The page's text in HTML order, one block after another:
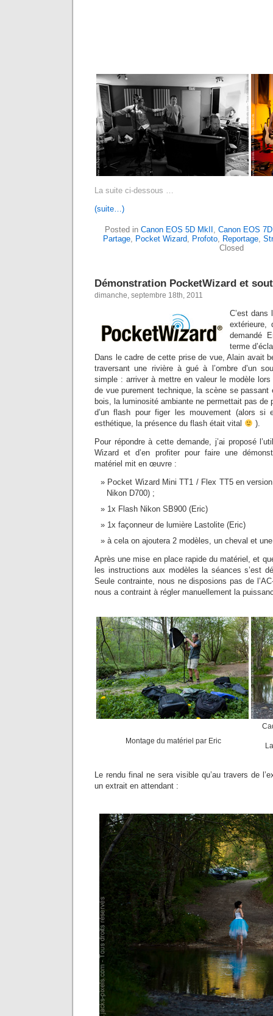
La suite ci-dessous …
(suite…)
Posted in Canon EOS 5D MkII , Canon EOS 7D
Partage, Pocket Wizard, Profoto, Reportage,
Closed
Démonstration PocketWizard et
dimanche, septembre 18th, 2011
C’est dans
extérieure,
demandé
terme
Dans le cadre de cette prise de vue, Alain avait
traversant une rivière à gué à l’ombre d’un
simple : arriver à mettre en valeur le modèle lors
de vue purement technique, la scène se passant
bois, la luminosité ambiante ne permettait pas de
d’un flash pour figer les mouvement (alors si
esthétique, la présence du flash était vital
).
Pour répondre à cette demande, j’ai proposé
Wizard et d’en profiter pour faire une
matériel mit en œuvre :
Pocket Wizard Mini TT1 / Flex TT5 en
Nikon D700) ;
1x Flash Nikon SB900 (Eric)
1x façonneur de lumière Lastolite (Eric)
à cela on ajoutera 2 modèles, un cheval et
Après une mise en place rapide du matériel, et
les instructions aux modèles la séances s’est
Seule contrainte, nous ne disposions pas de
nous a contraint à régler manuellement la
Montage du matériel par Eric
Le rendu final ne sera visible qu’au travers de
un extrait en attendant :